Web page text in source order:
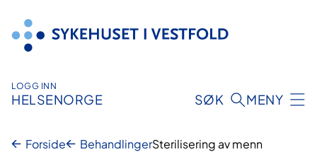
innhold
LOGG INN
HELSENORGE SØK MENY
Forside BehandlingerSterilisering av menn